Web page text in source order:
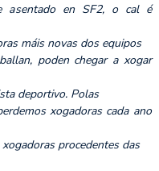
asentado en SF2, o cal é
máis novas dos equipos
poden chegar a xogar
deportivo. Polas
xogadoras cada ano
procedentes das